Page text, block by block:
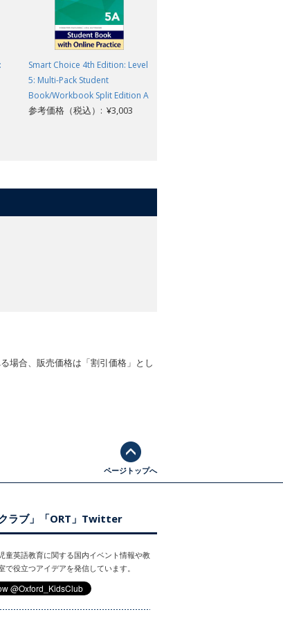
Smart Choice 4th Edition: Level
5: Multi-Pack Student
Book/Workbook Split Edition A
参考価格（税込）: ¥3,003
場合、販売価格は「割引価格」とし
ページトップへ
クラブ」「ORT」Twitter
児童英語教育に関する国内イベント情報や教
で役立つアイデアを発信しています。